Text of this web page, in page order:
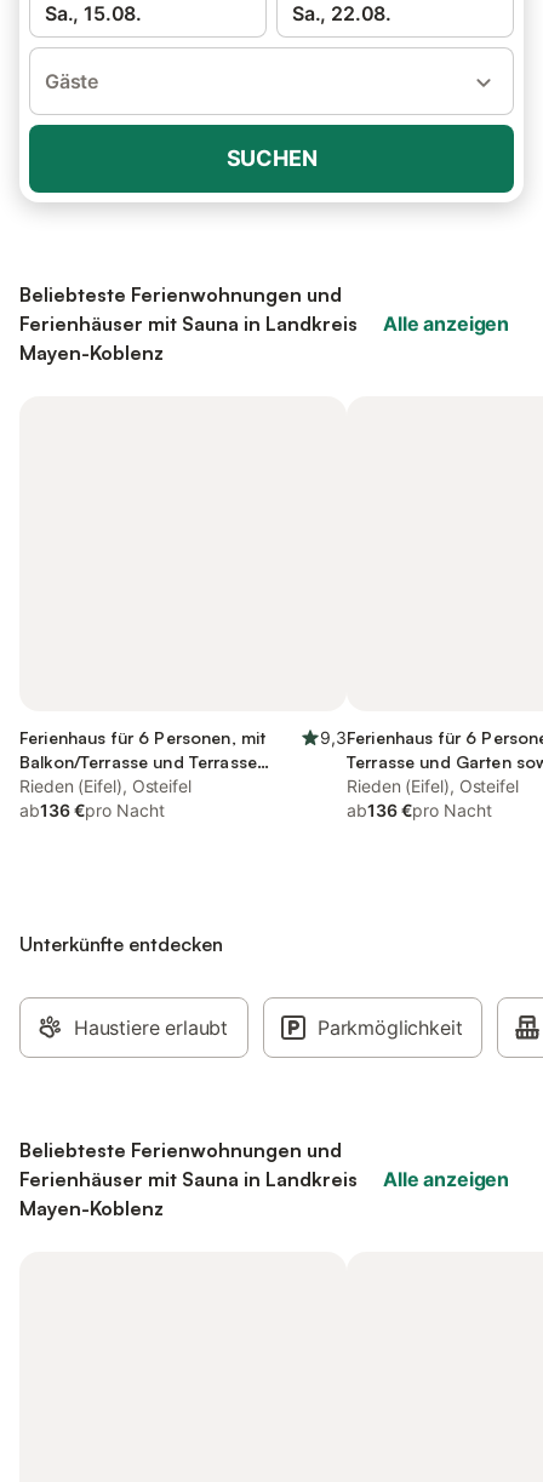
Sa., 15.08. Sa., 22.08.
Gäste
SUCHEN
Beliebteste Ferienwohnungen und
Ferienhäuser mit Sauna in Landkreis
Mayen-Koblenz
Alle anzeigen
Ferienhaus für 6 Personen, mit
Balkon/Terrasse und Terrasse
sowie Garten und Sauna
9,3
Rieden (Eifel), Osteifel
ab136 €pro Nacht
Ferienhaus für 6
Terrasse und Garten
und Ausblick
Rieden (Eifel), Osteifel
ab136 €pro Nacht
Unterkünfte entdecken
Haustiere erlaubt Parkmöglichkeit
Beliebteste Ferienwohnungen und
Ferienhäuser mit Sauna in Landkreis
Mayen-Koblenz
Alle anzeigen